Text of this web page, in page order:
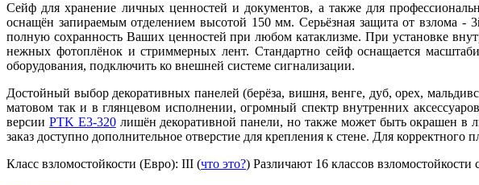
Сейф для хранение личных ценностей и документов, а также для
оснащён запираемым отделением высотой 150 мм. Серьёзная защита от взлома -
полную сохранность Ваших ценностей при любом катаклизме. При установке
нежных фотоплёнок и стриммерных лент. Стандартно сейф оснащается
оборудования, подключить ко внешней системе сигнализации.
Достойный выбор декоративных панелей (берёза, вишня, венге, дуб, орех,
матовом так и в глянцевом исполнении, огромный спектр внутренних
версии PTK E3-320лишён декоративной панели, но также может быть окрашен в
заказ доступно дополнительное отверстие для крепления к стене. Для корректного
Класс взломостойкости (Евро): III (что это?) Различают 16 классов